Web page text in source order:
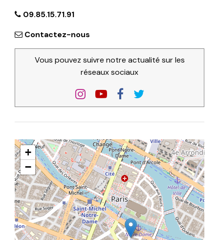
09.85.15.71.91
Contactez-nous
Vous pouvez suivre notre actualité sur les
réseaux sociaux
+
−